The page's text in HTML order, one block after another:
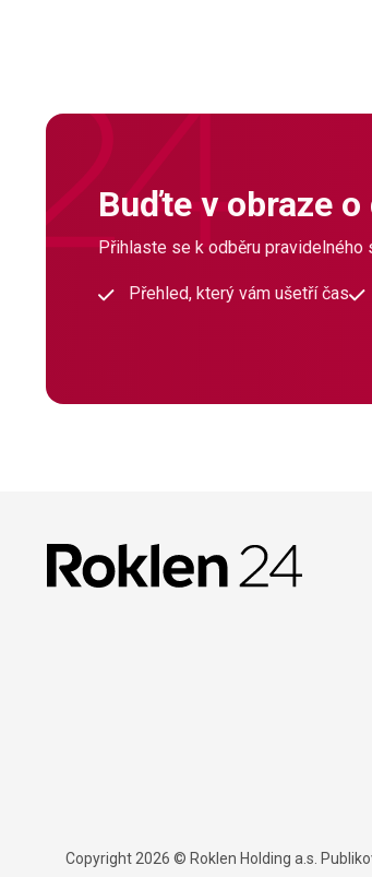
Buďte v obraze
Přihlaste se k odběru pravidelného
Přehled, který vám ušetří čas
Copyright 2026 © Roklen Holding a.s.